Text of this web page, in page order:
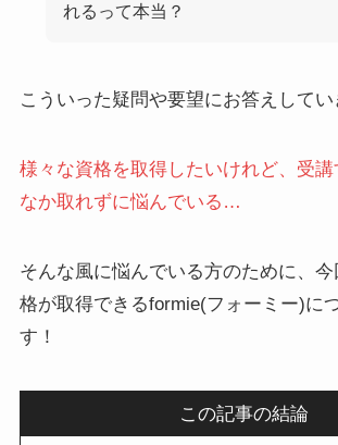
れるって本当？
こういった疑問や要望にお答えしてい
様々な資格を取得したいけれど、受
なか取れずに悩んでいる…
そんな風に悩んでいる方のために、
格が取得できるformie(フォーミー)に
す！
この記事の結論